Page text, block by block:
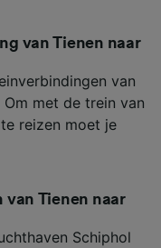
van Tienen naar
van
met de trein van
reizen moet je
van Tienen naar
Schiphol